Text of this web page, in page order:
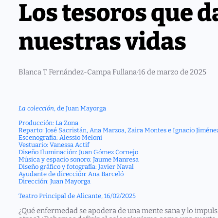
Los tesoros que
nuestras vidas
Blanca T Fernández-Campa Fullana·16 de marzo de 2025
La colección, de Juan Mayorga
Producción: La Zona
Reparto: José Sacristán, Ana Marzoa, Zaira Montes e Ignacio
Escenografía: Alessio Meloni
Vestuario: Vanessa Actif
Diseño Iluminación: Juan Gómez Cornejo
Música y espacio sonoro: Jaume Manresa
Diseño gráfico y fotografía: Javier Naval
Ayudante de dirección: Ana Barceló
Dirección: Juan Mayorga
Teatro Principal de Alicante, 16/02/2025
¿Qué enfermedad se apodera de una mente sana y lo